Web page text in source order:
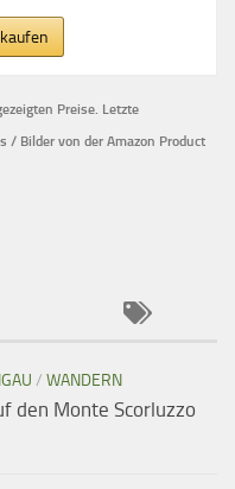
Preise. Letzte
Bilder von der Amazon Product
/ WANDERN
den Monte Scorluzzo